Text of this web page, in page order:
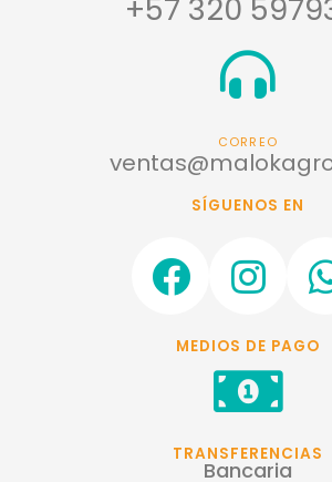
+57 320
CORREO
SÍGUENOS EN
F
a
c
o
I
n
s
t
a
g
MEDIOS DE PAGO
TRANSFERENCIAS
Bancaria